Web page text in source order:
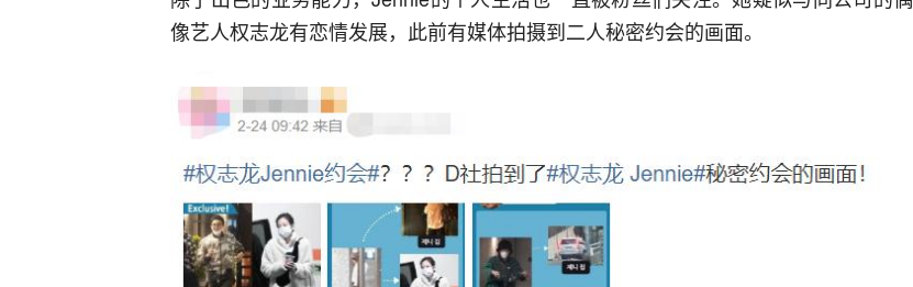
像艺人权志龙有恋情发展，此前有媒体拍摄到二人秘密约会的画面。